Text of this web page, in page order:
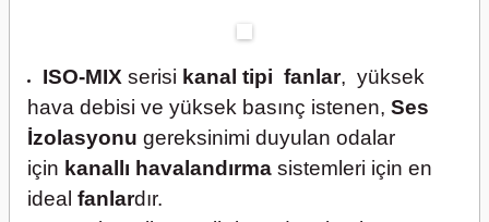
ISO-MIX serisi kanal tipi fanlar, yüksek
hava debisi ve yüksek basınç istenen, Ses
İzolasyonu gereksinimi duyulan odalar
için kanallı havalandırma sistemleri için en
ideal fanlardır.